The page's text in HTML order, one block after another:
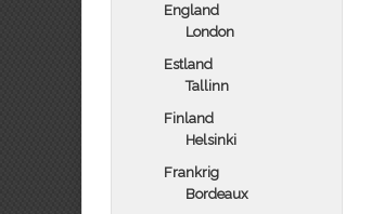
England
London
Estland
Tallinn
Finland
Helsinki
Frankrig
Bordeaux